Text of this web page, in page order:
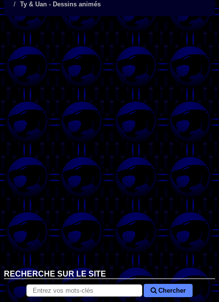
Ty & Uan - Dessins animés
RECHERCHE SUR LE SITE
Chercher